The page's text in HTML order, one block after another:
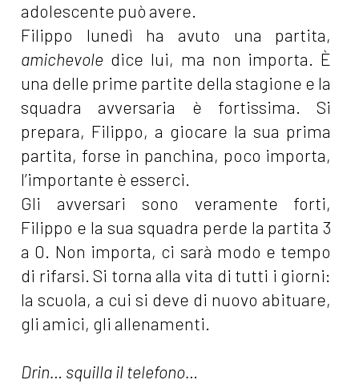
adolescente può avere.
Filippo lunedì ha avuto una partita,
amichevole dice lui, ma non importa. È
una delle prime partite della stagione e la
squadra avversaria è fortissima. Si
prepara, Filippo, a giocare la sua prima
partita, forse in panchina, poco importa,
l’importante è esserci.
Gli avversari sono veramente forti,
Filippo e la sua squadra perde la partita 3
a 0. Non importa, ci sarà modo e tempo
di rifarsi. Si torna alla vita di tutti i giorni:
la scuola, a cui si deve di nuovo abituare,
gli amici, gli allenamenti.
Drin… squilla il telefono…